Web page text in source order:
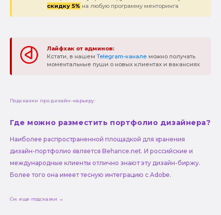
скидку 5% на любую программу менторинга
Лайфхак от админов:
Кстати, в нашем Telegram-канале можно получать
моментальные пуши о новых клиентах и вакансиях
Подсказки про дизайн-карьеру:
Где можно разместить портфолио дизайнера?
Наиболее распространенной площадкой для хранения
дизайн-портфолио является Behance.net. И российские и
международные клиенты отлично знают эту дизайн-биржу.
Более того она имеет тесную интеграцию с Adobe.
См. еще подсказки →